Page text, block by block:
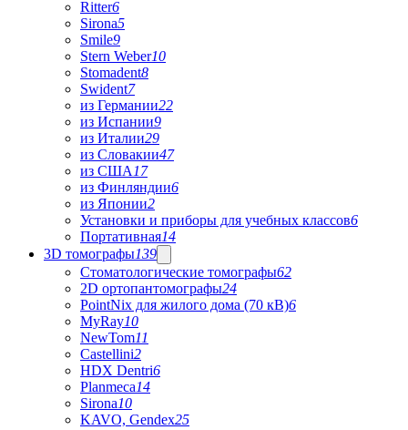
Ritter6
Sirona5
Smile9
Stern Weber10
Stomadent8
Swident7
из Германии22
из Испании9
из Италии29
из Словакии47
из США 17
из Финляндии6
из Японии2
Установки и приборы для учебных классов6
Портативная14
3D томографы139
Стоматологические томографы62
2D ортопантомографы24
PointNix для жилого дома (70 кВ)6
MyRay10
NewTom11
Castellini2
HDX Dentri6
Planmeca14
Sirona10
KAVO, Gendex25